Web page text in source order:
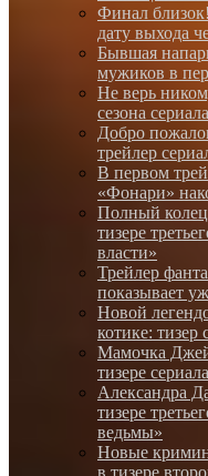
Финал
дату выхода
Бывшая
мужиков в
Не верь
сезона
Добро
трейлер
В первом
«Фонари»
Полный
тизере
власти»
Трейлер
показывает
Новой
котике:
Мамочка
тизере
Александра
тизере
ведьмы»
Новые
в тизере